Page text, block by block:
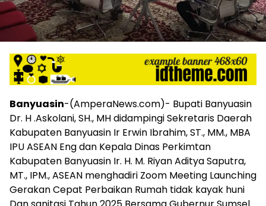
maupun
media
siber
lainnya,
desain
Koran
dan
media
siber
lebih
eksklusif,
bergaya
trendi,
mengandung
unsur
edukasi,
Banyuasin-(AmperaNews.com)- Bupati Banyuasin
Dr. H .Askolani, SH., MH didampingi Sekretaris Daerah
Kabupaten Banyuasin Ir Erwin Ibrahim, ST., MM., MBA
IPU ASEAN Eng dan Kepala Dinas Perkimtan
Kabupaten Banyuasin Ir. H. M. Riyan Aditya Saputra,
MT., IPM., ASEAN menghadiri Zoom Meeting Launching
Gerakan Cepat Perbaikan Rumah tidak kayak huni